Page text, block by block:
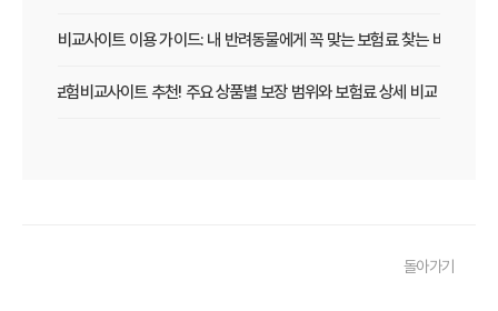
펫보험비교사이트 이용 가이드: 내 반려동물에게 꼭 맞는 보험료 찾는 비법
펫보험비교사이트 추천! 주요 상품별 보장 범위와 보험료 상세 비교
돌아가기